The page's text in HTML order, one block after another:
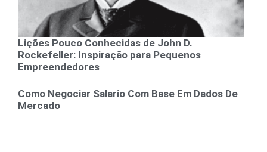
Lições Pouco Conhecidas de John D.
Rockefeller: Inspiração para Pequenos
Empreendedores
Como Negociar Salario Com Base Em Dados De
Mercado